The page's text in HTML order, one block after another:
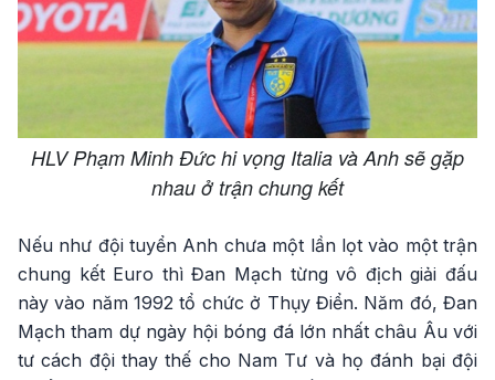
HLV Phạm Minh Đức hi vọng Italia và Anh sẽ gặp
nhau ở trận chung kết
Nếu như đội tuyển Anh chưa một lần lọt vào một trận
chung kết Euro thì Đan Mạch từng vô địch giải đấu
này vào năm 1992 tổ chức ở Thụy Điển. Năm đó, Đan
Mạch tham dự ngày hội bóng đá lớn nhất châu Âu với
tư cách đội thay thế cho Nam Tư và họ đánh bại đội